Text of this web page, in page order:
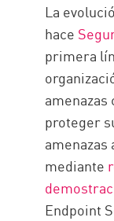
La
hace
primera
proteger
mediante
Endpoint